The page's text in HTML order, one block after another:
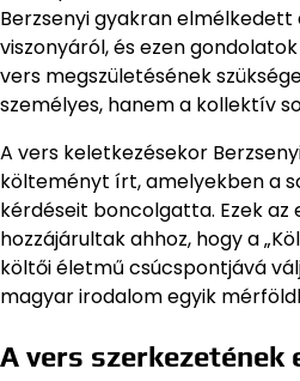
Berzsenyi gyakran elmélkedett
viszonyáról, és ezen
vers megszületésének
személyes, hanem a kollektív
A vers keletkezésekor
költeményt írt, amelyekben a
kérdéseit boncolgatta. Ezek az
hozzájárultak ahhoz, hogy a
költői életmű csúcspontjává
magyar irodalom egyik
A vers szerkezetének